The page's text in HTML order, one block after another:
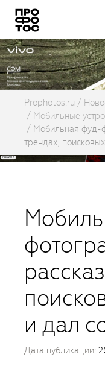
Prophotos.ru
Мобильные
Мобильная фуд-
трендах,
и дал
Дата публикации: